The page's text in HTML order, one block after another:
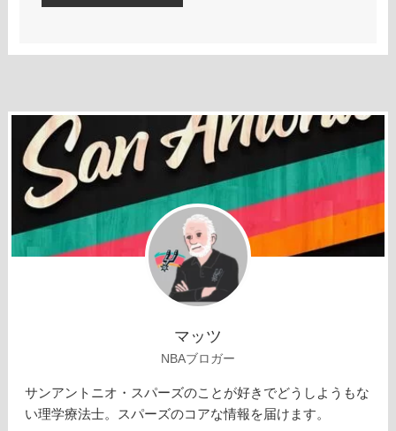
マッツ
NBAブロガー
サンアントニオ・スパーズのことが好きでどうしようもな
い理学療法士。スパーズのコアな情報を届けます。